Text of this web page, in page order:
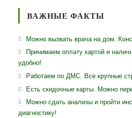
ВАЖНЫЕ ФАКТЫ
Можно вызвать врача на дом.
Принимаем оплату картой и
удобно!
Работаем по ДМС. Все крупные
Есть скидочные карты. Можно
Можно сдать анализы и пройти
диагностику!